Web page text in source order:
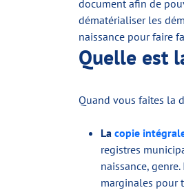
document afin de
dématérialiser les
naissance pour faire
Quelle est
Quand vous faites la
La copie
registres
naissance,
marginales pour